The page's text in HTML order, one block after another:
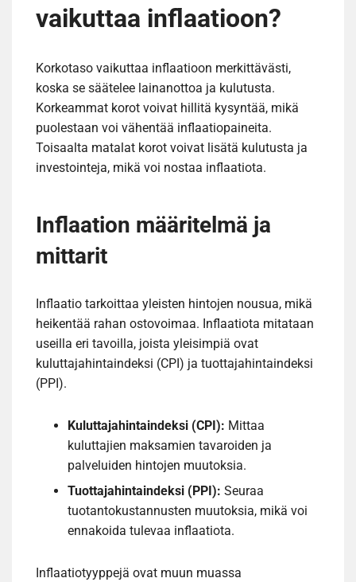
vaikuttaa inflaatioon?
Korkotaso vaikuttaa inflaatioon merkittävästi,
koska se säätelee lainanottoa ja kulutusta.
Korkeammat korot voivat hillitä kysyntää, mikä
puolestaan voi vähentää inflaatiopaineita.
Toisaalta matalat korot voivat lisätä kulutusta ja
investointeja, mikä voi nostaa inflaatiota.
Inflaation määritelmä ja
mittarit
Inflaatio tarkoittaa yleisten hintojen nousua, mikä
heikentää rahan ostovoimaa. Inflaatiota mitataan
useilla eri tavoilla, joista yleisimpiä ovat
kuluttajahintaindeksi (CPI) ja tuottajahintaindeksi
(PPI).
Kuluttajahintaindeksi (CPI): Mittaa
kuluttajien maksamien tavaroiden ja
palveluiden hintojen muutoksia.
Tuottajahintaindeksi (PPI): Seuraa
tuotantokustannusten muutoksia, mikä voi
ennakoida tulevaa inflaatiota.
Inflaatiotyyppejä ovat muun muassa